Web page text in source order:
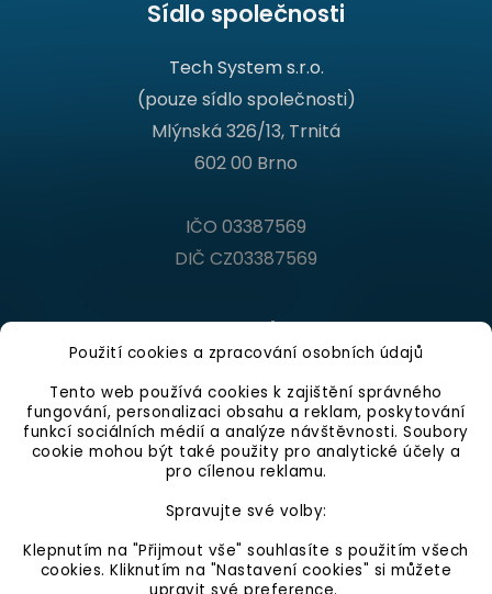
Použití cookies a zpracování osobních údajů
Tento web používá cookies k zajištění správného
fungování, personalizaci obsahu a reklam, poskytování
funkcí sociálních médií a analýze návštěvnosti. Soubory
cookie mohou být také použity pro analytické účely a
pro cílenou reklamu.
Spravujte své volby:
Klepnutím na "Přijmout vše" souhlasíte s použitím všech
cookies. Kliknutím na "Nastavení cookies" si můžete
Sídlo společnosti
Tech System s.r.o.
(pouze sídlo společnosti)
Mlýnská 326/13, Trnitá
602 00 Brno
IČO 03387569
DIČ CZ03387569
Kontakt
Infolinka
Po - Pá 9:00 - 16:00 hod.
+420 546 210 230
info@gumovepovrchy.cz